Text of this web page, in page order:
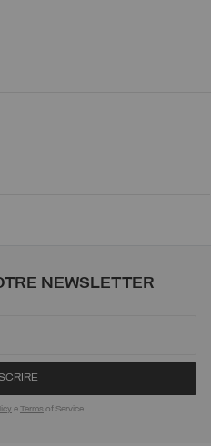
NEWSLETTER
eTerms of Service.